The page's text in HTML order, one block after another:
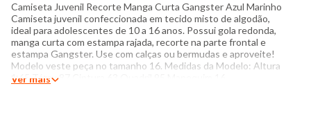
Camiseta Juvenil Recorte Manga Curta Gangster Azul Marinho
Camiseta juvenil confeccionada em tecido misto de algodão,
ideal para adolescentes de 10 a 16 anos. Possui gola redonda,
manga curta com estampa rajada, recorte na parte frontal e
estampa Gangster. Use com calças ou bermudas e aproveite!
Modelo veste peça no tamanho 16. Medidas da Modelo: Altura
1,65 Tórax 87 Cintura 63 Quadril 95 Manequim 16
Ver mais